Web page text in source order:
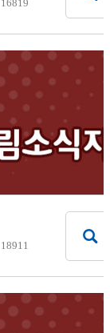
16819
18911